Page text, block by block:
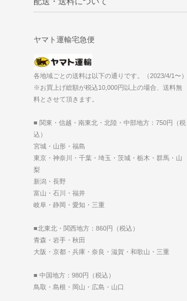
ヤマト運輸宅急便
各地域ごとの送料は以下の通りです。（2023/4/1〜）
※お買上げ総額が税込10,000円以上の場合、送料無
料とさせて頂きます。
■ 関東・信越・南東北・北陸・中部地方：750円（税
込）
宮城・山形・福島
東京・神奈川・千葉・埼玉・茨城・栃木・群馬・山
梨
新潟・長野
富山・石川・福井
岐阜・静岡・愛知・三重
■北東北・関西地方：860円（税込）
青森・岩手・秋田
大阪・京都・兵庫・奈良・滋賀・和歌山・三重
■ 中国地方：980円（税込）
鳥取・島根・岡山・広島・山口